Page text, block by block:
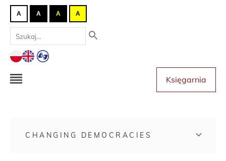
A A A A
Księgarnia
CHANGING DEMOCRACIES